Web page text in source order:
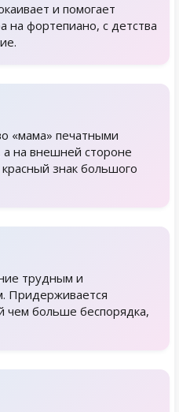
и помогает
на фортепиано, с детства
«мама» печатными
а на внешней стороне
знак большого
трудным и
Придерживается
чем больше беспорядка,